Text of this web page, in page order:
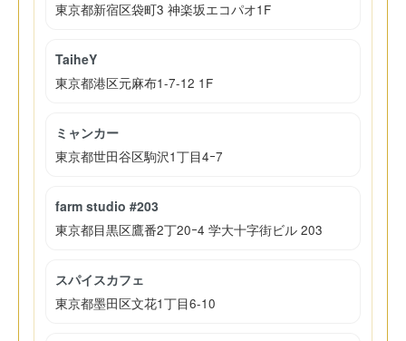
東京都新宿区袋町3 神楽坂エコパオ1F
TaiheY
東京都港区元麻布1-7-12 1F
ミャンカー
東京都世田谷区駒沢1丁目4ｰ7
farm studio #203
東京都目黒区鷹番2丁20ｰ4 学大十字街ビル 203
スパイスカフェ
東京都墨田区文花1丁目6-10